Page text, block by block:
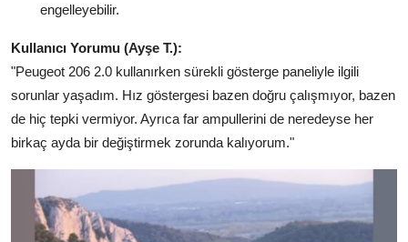
engelleyebilir.
Kullanıcı Yorumu (Ayşe T.):
"Peugeot 206 2.0 kullanırken sürekli gösterge paneliyle ilgili
sorunlar yaşadım. Hız göstergesi bazen doğru çalışmıyor, bazen
de hiç tepki vermiyor. Ayrıca far ampullerini de neredeyse her
birkaç ayda bir değiştirmek zorunda kalıyorum."